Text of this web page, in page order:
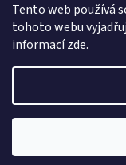
Tento web používá
tohoto webu
informacízde.
Copyright 2026FH